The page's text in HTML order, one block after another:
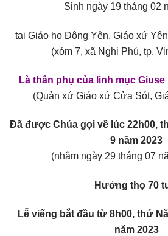
Sinh ngày 19 tháng 02
tại Giáo họ Đông Yên, Giáo xứ
(xóm 7, xã Nghi Phú, tp.
Là thân phụ của linh mục
(Quản xứ Giáo xứ Cửa Sót,
Đã được Chúa gọi về lúc 22h00,
9 năm 2023
(nhằm ngày 29 tháng 07
Hưởng thọ 70
Lễ viếng bắt đầu từ 8h00, thứ
năm 2023